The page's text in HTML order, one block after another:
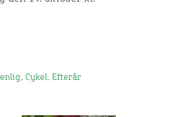
Cykel, Efterår